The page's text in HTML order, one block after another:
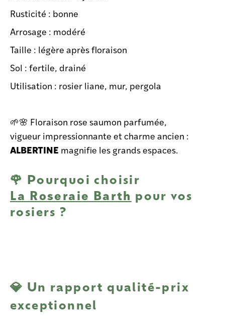
Rusticité : bonne
Arrosage : modéré
Taille : légère après floraison
Sol : fertile, drainé
Utilisation : rosier liane, mur, pergola
🌱🌸 Floraison rose saumon parfumée,
vigueur impressionnante et charme ancien :
ALBERTINE magnifie les grands espaces.
🌹 Pourquoi choisir
La Roseraie Barth pour vos
rosiers ?
💎 Un rapport qualité-prix
exceptionnel